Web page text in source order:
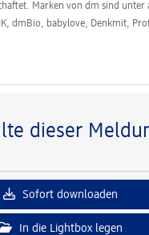
Marken von dm sind unter
dmBio, babylove, Denkmit,
dieser
Sofort downloaden
In die Lightbox legen